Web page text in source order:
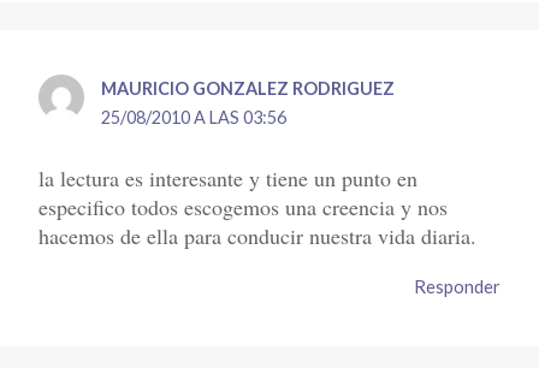
MAURICIO GONZALEZ RODRIGUEZ
25/08/2010 A LAS 03:56
la lectura es interesante y tiene un punto en
especifico todos escogemos una creencia y nos
hacemos de ella para conducir nuestra vida diaria.
Responder